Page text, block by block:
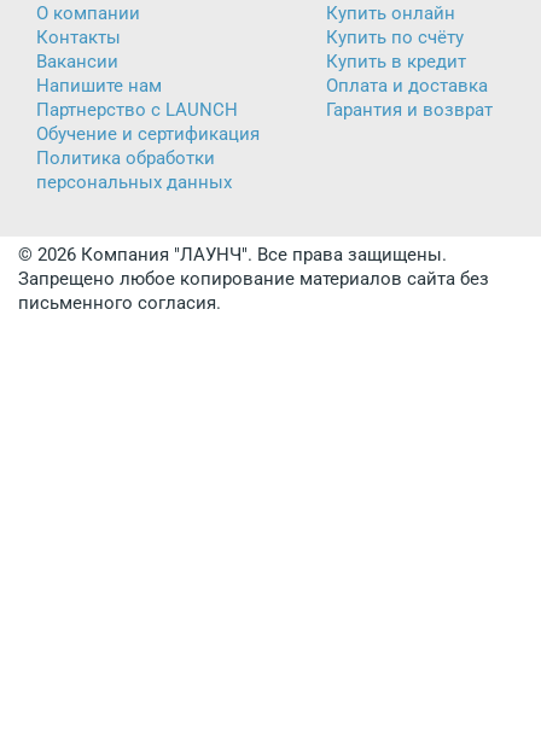
О компании
Контакты
Вакансии
Напишите нам
Партнерство с LAUNCH
Обучение и сертификация
Политика обработки
персональных данных
Купить онлайн
Купить по счёту
Купить в кредит
Оплата и доставка
Гарантия и возврат
© 2026 Компания "ЛАУНЧ". Все права защищены.
Запрещено любое копирование материалов сайта без
письменного согласия.